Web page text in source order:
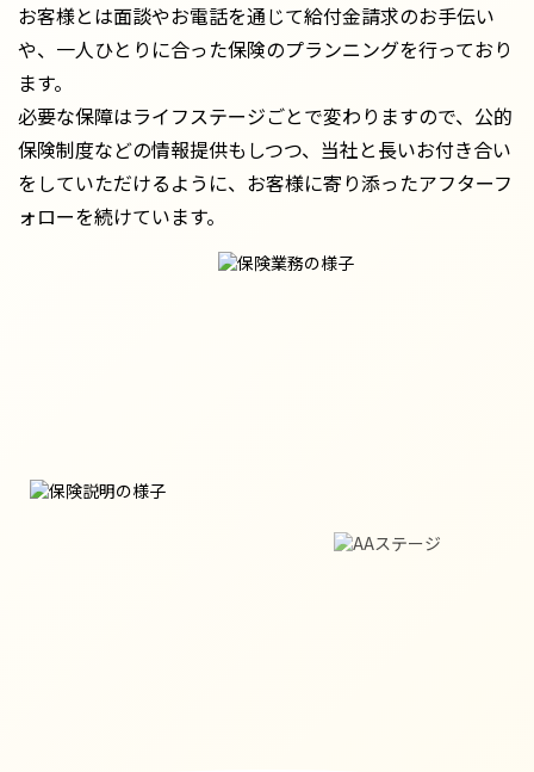
お客様とは面談やお電話を通じて給付金請求のお手伝い
や、一人ひとりに合った保険のプランニングを行っており
ます。
必要な保障はライフステージごとで変わりますので、公的
保険制度などの情報提供もしつつ、当社と長いお付き合い
をしていただけるように、お客様に寄り添ったアフターフ
ォローを続けています。